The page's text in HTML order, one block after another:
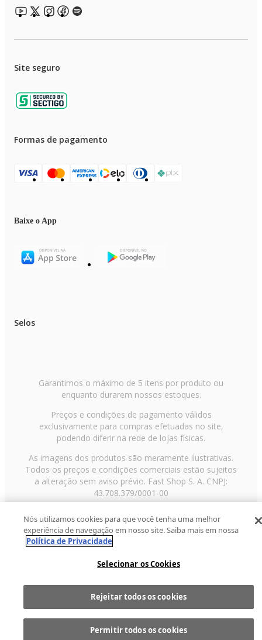
Comprar
Site seguro
Formas de pagamento
Baixe o App
Selos
Garantimos o máximo de 5 itens por produto ou
enquanto durarem nossos estoques.
Preços e condições de pagamento válidos
exclusivamente para compras efetuadas no site,
podendo diferir na rede de lojas físicas.
As imagens dos produtos são meramente ilustrativas.
Todos os preços e condições comerciais estão sujeitos
a alteração sem aviso prévio. Fast Shop S. A. CNPJ:
43.708.379/0001-00
Paulo/SP, CEP 02029-001, Telefone: 11 3003-3728 ©
2013 Fast Shop - Todos os direitos reservadosRF
Nós utilizamos cookies para que você tenha uma melhor
experiência de navegação em nosso site. Saiba mais em nossa
Política de Privacidade
Selecionar os Cookies
Rejeitar todos os cookies
Permitir todos os cookies